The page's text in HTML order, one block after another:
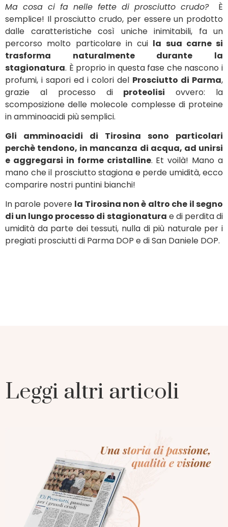
Ma cosa ci fa nelle fette di prosciutto crudo?È
semplice! Il prosciutto crudo, per essere un prodotto
dalle caratteristiche così uniche inimitabili, fa un
percorso molto particolare in cui la sua carne si
trasforma naturalmente durante la
stagionatura. È proprio in questa fase che nascono i
profumi, i sapori ed i colori del Prosciutto di Parma,
grazie al processo di proteolisi ovvero: la
scomposizione delle molecole complesse di proteine
in amminoacidi più semplici.
Gli amminoacidi di Tirosina sono particolari
perchè tendono, in mancanza di acqua, ad unirsi
e aggregarsi in forme cristalline. Et voilà! Mano a
mano che il prosciutto stagiona e perde umidità, ecco
comparire nostri puntini bianchi!
In parole povere la Tirosina non è altro che il segno
di un lungo processo di stagionatura e di perdita di
umidità da parte dei tessuti, nulla di più naturale per i
pregiati prosciutti di Parma DOP e di San Daniele DOP.
Leggi altri articoli